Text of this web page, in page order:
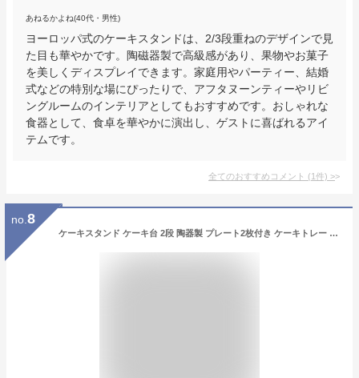
あねるかよね(40代・男性)
ヨーロッパ式のケーキスタンドは、2/3段重ねのデザインで見
た目も華やかです。陶磁器製で高級感があり、果物やお菓子
を美しくディスプレイできます。家庭用やパーティー、結婚
式などの特別な場にぴったりで、アフタヌーンティーやリビ
ングルームのインテリアとしてもおすすめです。おしゃれな
食器として、食卓を華やかに演出し、ゲストに喜ばれるアイ
テムです。
全てのおすすめコメント (1件) >
no. 8
ケーキスタンド ケーキ台 2段 陶器製 プレート2枚付き ケーキトレー 角型 ハート型 アフタヌーンティー ティースタンド ディスプレイ フルーツ 製菓 デザート スタンド トレイ おしゃれ 北欧 シンプル インテリア 雑貨 結婚式 クリスマス 誕生日 パーティー ゴールド